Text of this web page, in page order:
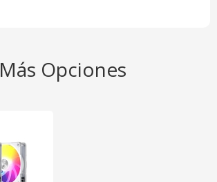
Más Opciones